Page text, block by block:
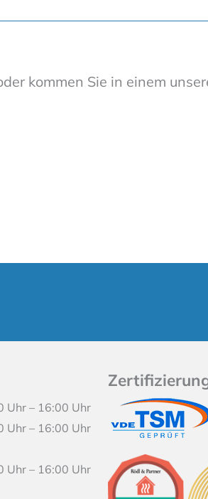
kommen Sie in einem
Uhr – 16:00 Uhr
Uhr – 16:00 Uhr
Uhr – 16:00 Uhr